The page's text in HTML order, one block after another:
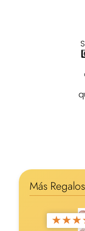
Más
★★★